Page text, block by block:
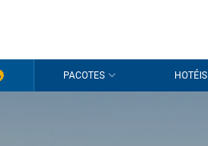
PACOTES HOTÉIS